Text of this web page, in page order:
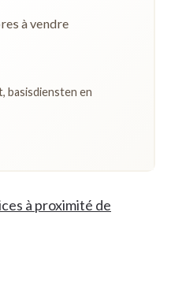
à vendre
basisdiensten en
à proximité de